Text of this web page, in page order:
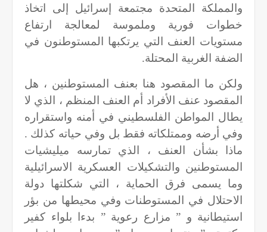
والمملكة المتحدة مجتمعة إسرائيل إلى اتخاذ
خطوات فورية وملموسة لمعالجة ارتفاع
مستويات العنف التي يرتكبها المستوطنون في
الضفة الغربية المحتلة.
ولكن ما المقصود هنا بعنف المستوطنين ، هل
المقصود عنف الأفراد أم العنف المنظم ، الذي لا
يطال المواطن الفلسطيني في أمنه واستقراره
وفي أرضه وممتلكاته فقط بل وفي حياته كذلك .
ماذا بشأن العنف ، الذي تمارسه ميليشيات
المستوطنين والتشكيلات العسكرية الاسرائيلية
وما يسمى فرق الحماية ، التي شكلتها دولة
الاحتلال في المستوطنات وفي محيطها من بؤر
استيطانية و ” مزارع رعوية ” بدءا بلواء كفير